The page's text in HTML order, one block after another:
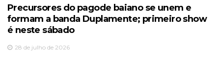
Precursores do pagode baiano se unem e
formam a banda Duplamente; primeiro show
é neste sábado
28 de julho de 2026